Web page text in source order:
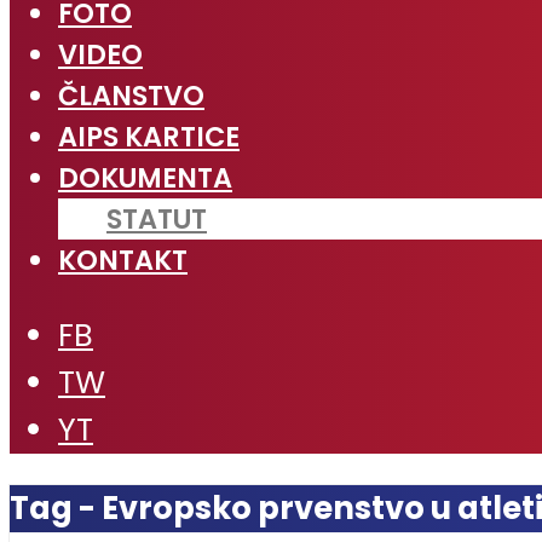
FOTO
VIDEO
ČLANSTVO
AIPS KARTICE
DOKUMENTA
STATUT
KONTAKT
FB
TW
YT
Tag - Evropsko prvenstvo u